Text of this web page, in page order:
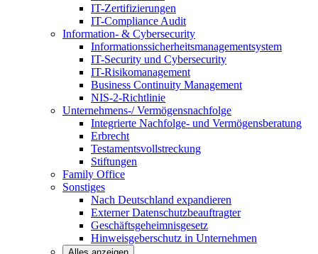
IT-Zertifizierungen
IT-Compliance Audit
Information- & Cybersecurity
Informationssicherheitsmanagementsystem
IT-Security und Cybersecurity
IT-Risikomanagement
Business Continuity Management
NIS-2-Richtlinie
Unternehmens-/Vermögensnachfolge
Integrierte Nachfolge- und Vermögensberatung
Erbrecht
Testamentsvollstreckung
Stiftungen
Family Office
Sonstiges
Nach Deutschland expandieren
Externer Datenschutzbeauftragter
Geschäftsgeheimnisgesetz
Hinweisgeberschutz in Unternehmen